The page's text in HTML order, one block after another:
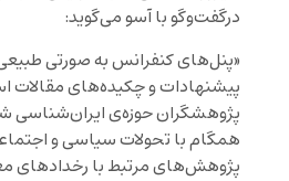
درگفت‌وگو با آسو می‌گوید:
«پنل‌های کنفرانس به صورتی
پیشنهادات و چکیده‌های مقالات
پژوهشگران حوزه‌ی ایران‌شناسی
همگام با تحولات سیاسی و
پژوهش‌های مرتبط با رخدادهای